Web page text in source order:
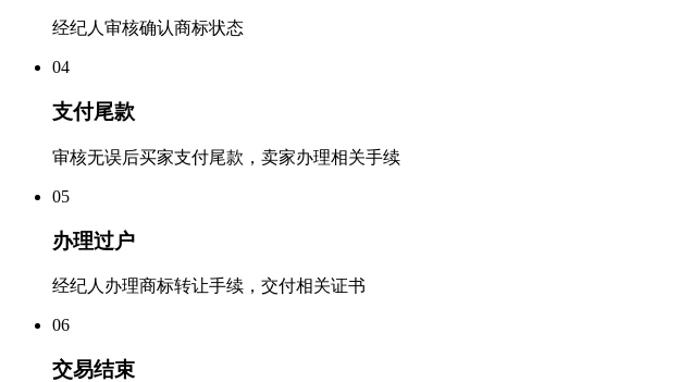
经纪人审核确认商标状态
04
支付尾款
审核无误后买家支付尾款，卖家办理相关手续
05
办理过户
经纪人办理商标转让手续，交付相关证书
06
交易结束